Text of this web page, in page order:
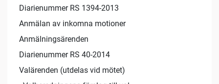
Diarienummer RS 1394-2013
Anmälan av inkomna motioner
Anmälningsärenden
Diarienummer RS 40-2014
Valärenden (utdelas vid mötet)